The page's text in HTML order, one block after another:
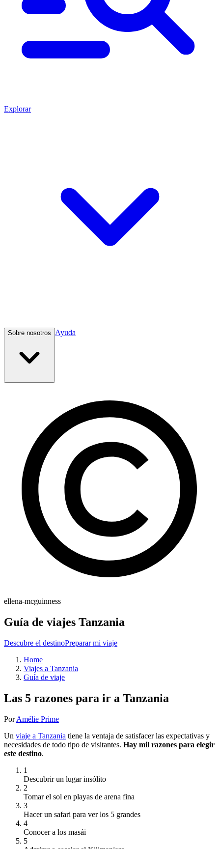
Explorar
Sobre nosotros Ayuda
ellena-mcguinness
Guía de viajes Tanzania
Descubre el destinoPreparar mi viaje
Home
Viajes a Tanzania
Guía de viaje
Las 5 razones para ir a Tanzania
PorAmélie Prime
Un viaje a Tanzania ​​tiene la ventaja de satisfacer las expectativas y
necesidades de todo tipo de visitantes. Hay mil razones para elegir
este destino.
1
Descubrir un lugar insólito
2
Tomar el sol en playas de arena fina
3
Hacer un safari para ver los 5 grandes
4
Conocer a los masái
5